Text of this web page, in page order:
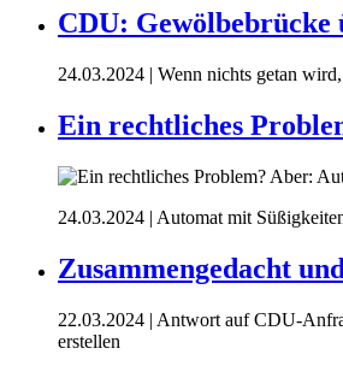
CDU:
24.03.2024 | Wenn nichts getan
Ein rechtliches
24.03.2024 | Automat mit
Zusammengedacht
22.03.2024 | Antwort auf CDU-
erstellen